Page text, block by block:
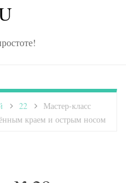
22
Мастер-класс
краем и острым носом